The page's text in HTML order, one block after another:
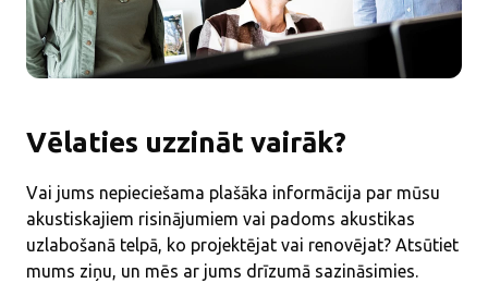
Vēlaties uzzināt vairāk?
Vai jums nepieciešama plašāka informācija par mūsu
akustiskajiem risinājumiem vai padoms akustikas
uzlabošanā telpā, ko projektējat vai renovējat? Atsūtiet
mums ziņu, un mēs ar jums drīzumā sazināsimies.